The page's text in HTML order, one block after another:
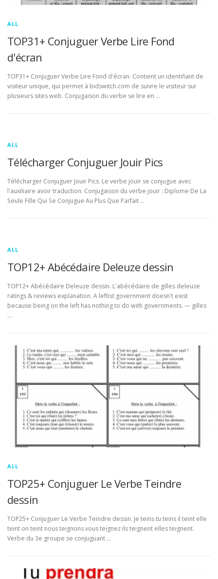
ALL
TOP31+ Conjuguer Verbe Lire Fond
d'écran
TOP31+ Conjuguer Verbe Lire Fond d'écran. Contient un identifiant de
visiteur unique, qui permet à bidswitch.com de suivre le visiteur sur
plusieurs sites web. Conjugaison du verbe se lire en …
ALL
Télécharger Conjuguer Jouir Pics
Télécharger Conjuguer Jouir Pics. Le verbe jouir se conjugue avec
l'auxiliaire avoir traduction. Conjugaison du verbe jouir : Diplome De La
Seule Fille Qui Se Conjugue Au Plus Que Parfait …
ALL
TOP12+ Abécédaire Deleuze dessin
TOP12+ Abécédaire Deleuze dessin. L'abécédaire de gilles deleuze
ratings & reviews explanation. A leftist government doesn't exist
because being on the left has nothing to do with governments. ― gilles
…
ALL
TOP25+ Conjuguer Le Verbe Teindre
dessin
TOP25+ Conjuguer Le Verbe Teindre dessin. Je teins tu teins il teint elle
teint on teint nous teignons vous teignez ils teignent elles teignent.
Verbe du 3e groupe se conjuguant …